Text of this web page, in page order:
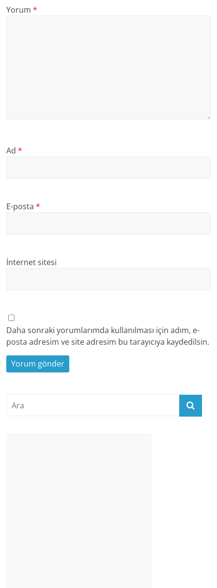
Yorum*
Ad*
E-posta*
İnternet sitesi
Daha sonraki yorumlarımda kullanılması için adım, e-
posta adresim ve site adresim bu tarayıcıya kaydedilsin.